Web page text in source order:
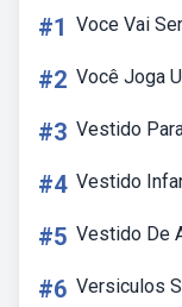
#1 Voce Vai
#2 Você Joga
#3 Vestido
#4 Vestido
#5 Vestido De
#6 Versiculos